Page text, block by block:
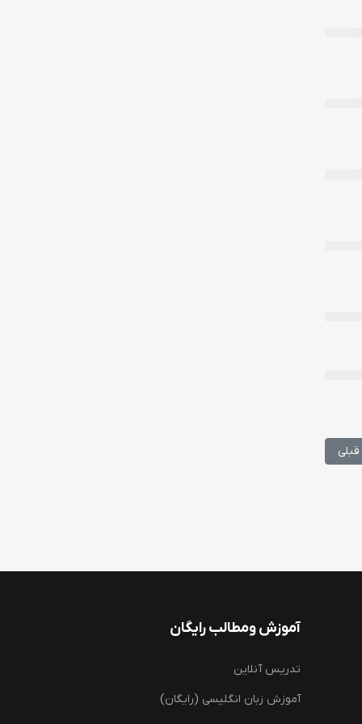
قبلی: ساماندهی فعالیت‌های خیرخواهانه در دانشگاه‌های علوم پزشکیقبلی
آموزش ومطالب رایگان
تدریس آنلاین
آموزش زبان انگلیسی (رایگان)